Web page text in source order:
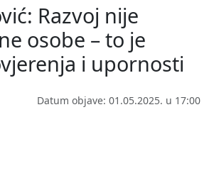
Razvoj nije
osobe – to je
i upornosti
Datum objave: 01.05.2025. u 17:00